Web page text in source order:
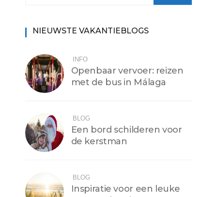
NIEUWSTE VAKANTIEBLOGS
INFO
Openbaar vervoer: reizen
met de bus in Málaga
BLOG
Een bord schilderen voor
de kerstman
BLOG
Inspiratie voor een leuke